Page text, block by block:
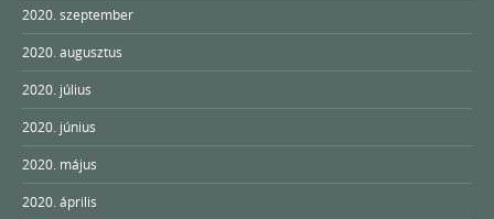
2020. szeptember
2020. augusztus
2020. július
2020. június
2020. május
2020. április